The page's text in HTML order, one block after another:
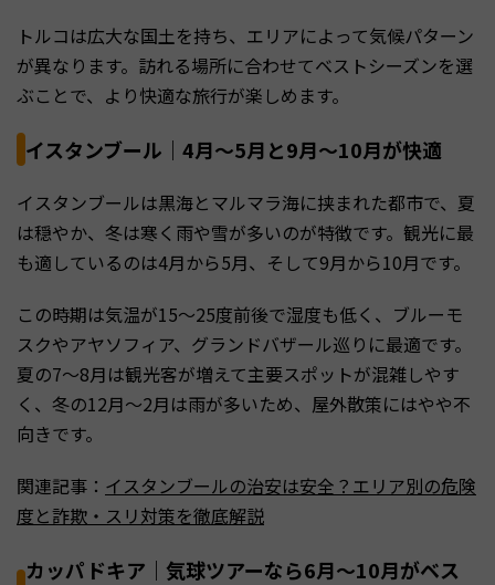
トルコは広大な国土を持ち、エリアによって気候パターン
が異なります。訪れる場所に合わせてベストシーズンを選
ぶことで、より快適な旅行が楽しめます。
イスタンブール｜4月〜5月と9月〜10月が快適
イスタンブールは黒海とマルマラ海に挟まれた都市で、夏
は穏やか、冬は寒く雨や雪が多いのが特徴です。観光に最
も適しているのは4月から5月、そして9月から10月です。
この時期は気温が15〜25度前後で湿度も低く、ブルーモ
スクやアヤソフィア、グランドバザール巡りに最適です。
夏の7〜8月は観光客が増えて主要スポットが混雑しやす
く、冬の12月〜2月は雨が多いため、屋外散策にはやや不
向きです。
関連記事： イスタンブールの治安は安全？エリア別の危険
度と詐欺・スリ対策を徹底解説
カッパドキア｜気球ツアーなら6月〜10月がベス